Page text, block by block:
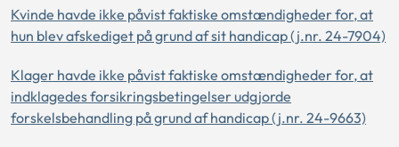
Kvinde havde ikke påvist faktiske omstændigheder for, at
hun blev afskediget på grund af sit handicap (j.nr. 24-7904)
Klager havde ikke påvist faktiske omstændigheder for, at
indklagedes forsikringsbetingelser udgjorde
forskelsbehandling på grund af handicap (j.nr. 24-9663)